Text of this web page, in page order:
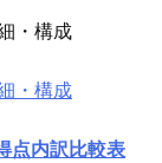
・構成
・構成
点内訳比較表